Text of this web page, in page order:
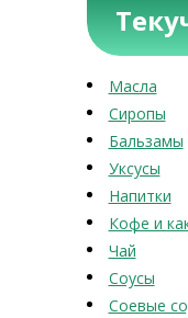
Масла
Сиропы
Бальзамы
Уксусы
Напитки
Кофе и
Чай
Соусы
Соевые